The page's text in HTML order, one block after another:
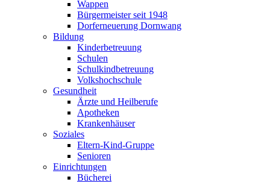
Wappen
Bürgermeister seit 1948
Dorferneuerung Dornwang
Bildung
Kinderbetreuung
Schulen
Schulkindbetreuung
Volkshochschule
Gesundheit
Ärzte und Heilberufe
Apotheken
Krankenhäuser
Soziales
Eltern-Kind-Gruppe
Senioren
Einrichtungen
Bücherei